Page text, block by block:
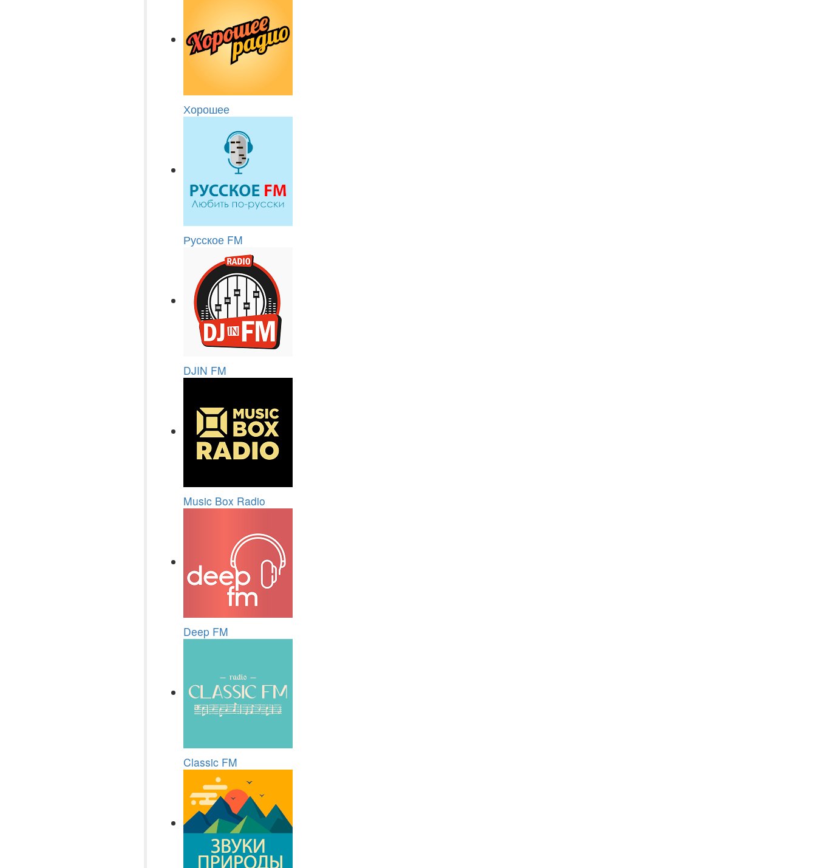
Хорошее
Русское FM
DJIN FM
Music Box Radio
Deep FM
Classic FM